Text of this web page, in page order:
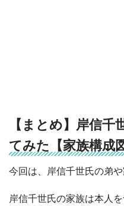
【まとめ】岸信
てみた【家族構成図
今回は、岸信千世氏の弟
岸信千世氏の家族は本人